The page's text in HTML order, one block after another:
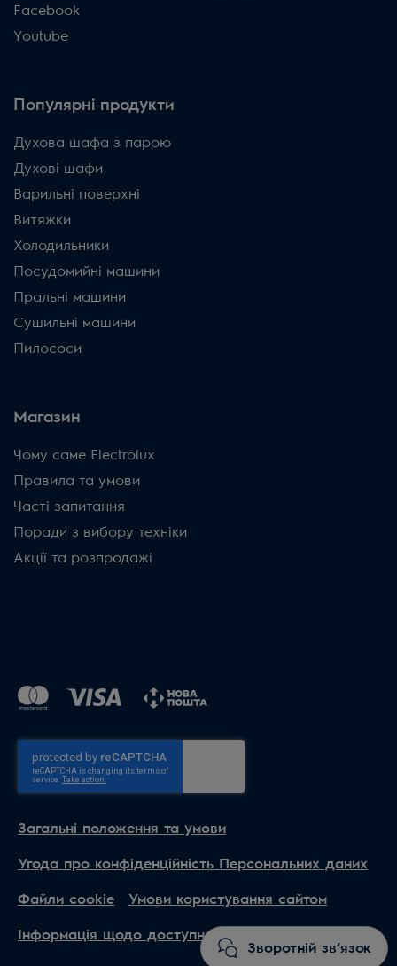
Зворотній зв’язок
Facebook
Youtube
Популярні продукти
Духова шафа з парою
Духові шафи
Варильні поверхні
Витяжки
Холодильники
Посудомийні машини
Пральні машини
Сушильні машини
Пилососи
Магазин
Чому саме Electrolux
Правила та умови
Часті запитання
Поради з вибору техніки
Акції та розпродажі
Загальні положення та умови
Угода про конфіденційність Персональних даних
Файли cookie Умови користування сайтом
Інформація щодо доступності